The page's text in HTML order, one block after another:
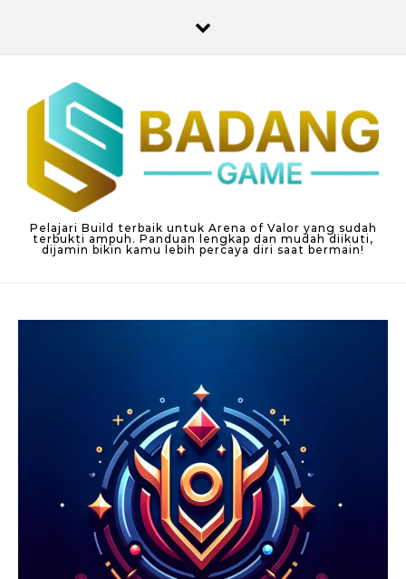
Pelajari Build terbaik untuk Arena of Valor yang sudah
terbukti ampuh. Panduan lengkap dan mudah diikuti,
dijamin bikin kamu lebih percaya diri saat bermain!